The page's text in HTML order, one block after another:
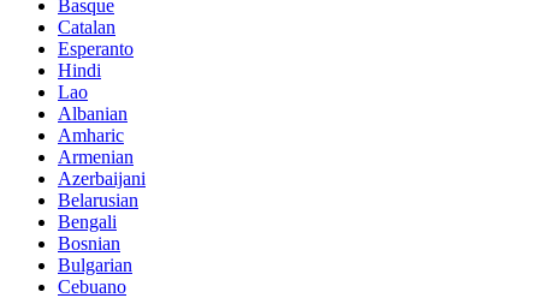
Basque
Catalan
Esperanto
Hindi
Lao
Albanian
Amharic
Armenian
Azerbaijani
Belarusian
Bengali
Bosnian
Bulgarian
Cebuano